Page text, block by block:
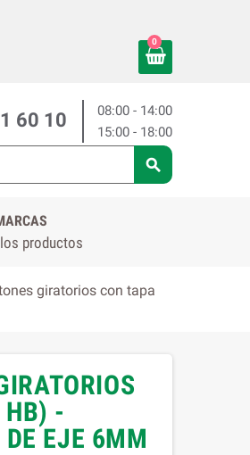
0
08:00 - 14:00
15:00 - 18:00
60 10

productos
giratorios con tapa
HB) -
EJE 6MM